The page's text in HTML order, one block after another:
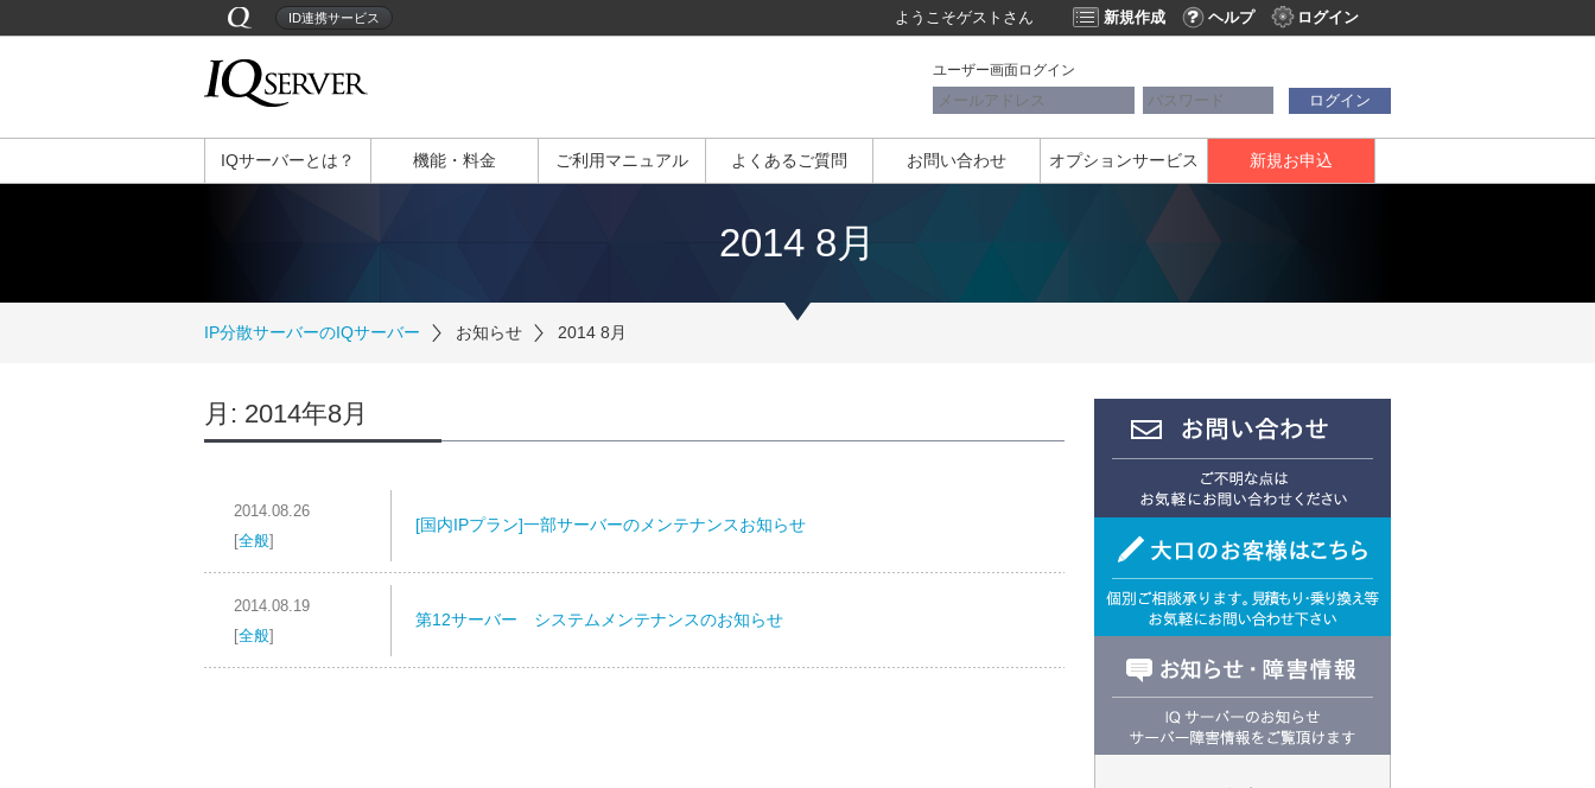
ID連携サービス ようこそゲスト さん 新規作成 ヘルプ ログイン
ユーザー画面ログイン
ログイン
IQサーバーとは？ 機能・料金 ご利用マニュアル よくあるご質問 お問い合わせ オプションサービス 新規お申込
2014 8月
IP分散サーバーのIQサーバー お知らせ 2014 8月
月: 2014年8月
2014.08.26
[全般]
[国内IPプラン]一部サーバーのメンテナンスお知らせ
2014.08.19
[全般]
第12サーバー システムメンテナンスのお知らせ